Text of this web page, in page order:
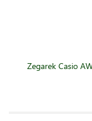
Zegarek Casio